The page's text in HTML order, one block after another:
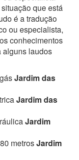
que está
é a tradução
ou especialista,
conhecimentos
alguns laudos
Jardim das
Jardim das
Jardim
metrosJardim